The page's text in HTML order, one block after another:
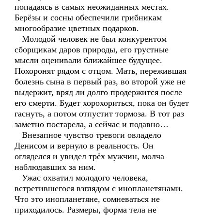
попадаясь в самых неожиданных местах.
Берёзы и сосны обеспечили грибникам
многообразие цветных подарков.
Молодой человек не был конкурентом
сборщикам даров природы, его грустные
мысли оценивали ближайшее будущее.
Похоронят рядом с отцом. Мать, пережившая
болезнь сына в первый раз, во второй уже не
выдержит, вряд ли долго продержится после
его смерти. Будет хорохориться, пока он будет
гаснуть, а потом отпустит тормоза. В тот раз
заметно постарела, а сейчас и подавно…
Внезапное чувство тревоги овладело
Денисом и вернуло в реальность. Он
огляделся и увидел трёх мужчин, молча
наблюдавших за ним.
Ужас охватил молодого человека,
встретившегося взглядом с инопланетянами.
Что это инопланетяне, сомневаться не
приходилось. Размеры, форма тела не